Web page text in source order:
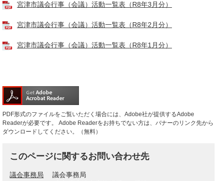
宮津市議会行事（会議）活動一覧表（R8年3月分）
宮津市議会行事（会議）活動一覧表（R8年2月分）
宮津市議会行事（会議）活動一覧表（R8年1月分）
PDF形式のファイルをご覧いただく場合には、Adobe社が提供するAdobe
Readerが必要です。
Adobe Readerをお持ちでない方は、バナーのリンク先から
ダウンロードしてください。（無料）
このページに関するお問い合わせ先
議会事務局
議会事務局